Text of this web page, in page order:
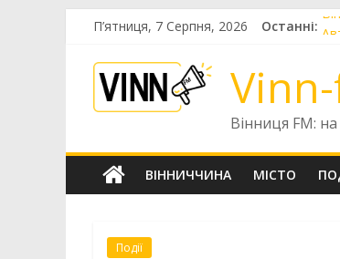
content
П’ятниця, 7 Серпня, 2026 Останні:
Вінниця FM:
ВІННИЧЧИНА МІСТО
Події